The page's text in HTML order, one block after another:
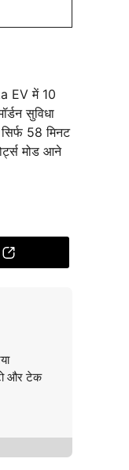
EV में 10
सुविधा
58 मिनट
मोड आने
और टेक